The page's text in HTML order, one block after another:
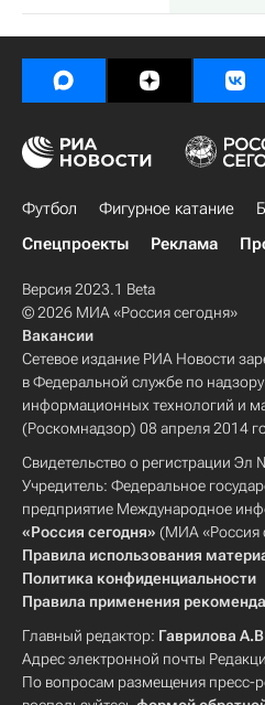
Футбол Фигурное катание
Спецпроекты
Реклама
Версия 2023.1 Beta
© 2026 МИА «Россия сегодня»
Вакансии
Сетевое издание РИА Новости
в Федеральной службе по
информационных технологий и
(Роскомнадзор) 08 апреля 2014
Свидетельство о регистрации
Учредитель: Федеральное
предприятие Международное
«Россия сегодня» (МИА «Россия
Правила использования
Политика конфиденциальности
Правила применения
Главный редактор: Гаврилова
Адрес электронной почты
По вопросам размещения пресс-